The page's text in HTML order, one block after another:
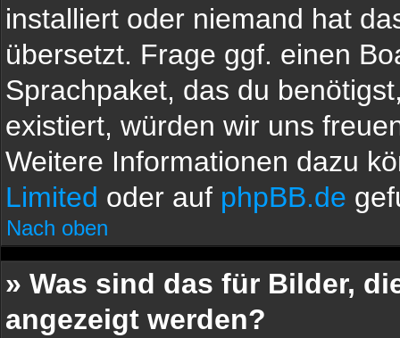
installiert oder niemand hat
übersetzt. Frage ggf. einen
Sprachpaket, das du
existiert, würden wir uns
Weitere Informationen dazu
Limited oder auf phpBB.de
Nach oben
» Was sind das für Bilder,
angezeigt werden?